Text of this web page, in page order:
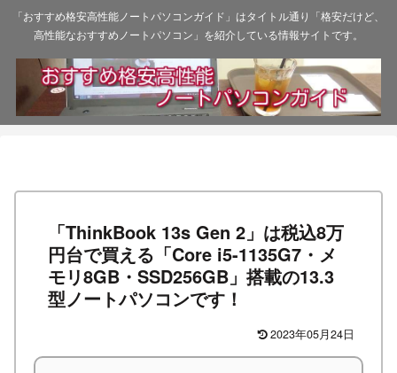
「おすすめ格安高性能ノートパソコンガイド」はタイトル通り「格安だけど、
高性能なおすすめノートパソコン」を紹介している情報サイトです。
「ThinkBook 13s Gen 2」は税込8万
円台で買える「Core i5-1135G7・メ
モリ8GB・SSD256GB」搭載の13.3
型ノートパソコンです！
2023年05月24日